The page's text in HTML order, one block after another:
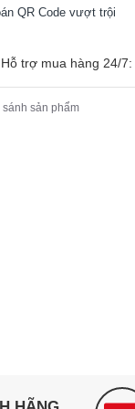
QR Code vượt trội
thư giãn đỉnh cao
trợ mua hàng 24/7:
sánh sản phẩm